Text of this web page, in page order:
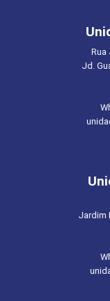
Rua
Jd.
Jardim